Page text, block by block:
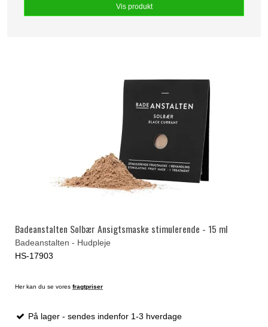
Vis produkt
Badeanstalten Solbær Ansigtsmaske stimulerende - 15 ml
Badeanstalten - Hudpleje
HS-17903
Her kan du se vores fragtpriser
På lager - sendes indenfor 1-3 hverdage